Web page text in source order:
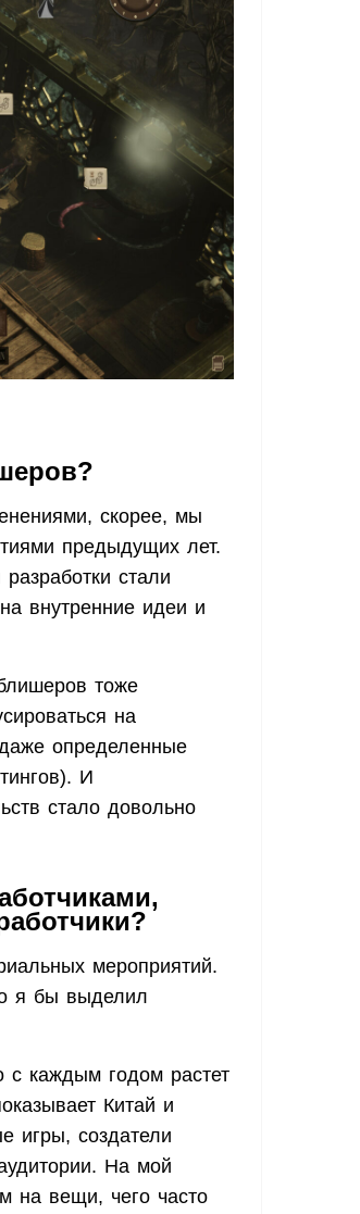
скорее, мы
предыдущих лет.
стали
внутренние идеи и
тоже
на
определенные
И
стало довольно
мероприятий.
я бы выделил
каждым годом растет
Китай и
игры, создатели
На мой
на вещи, чего часто